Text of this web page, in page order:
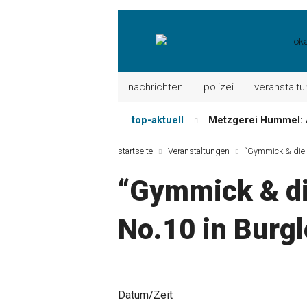
nachrichten polizei
top-aktuell Metzgerei Hummel:
Der „deutsche
Maxhütter
Nutzen Sie aktuelle
startseite Veranstaltungen “Gymmick &
“Gymmick &
No.10 in
Datum/Zeit